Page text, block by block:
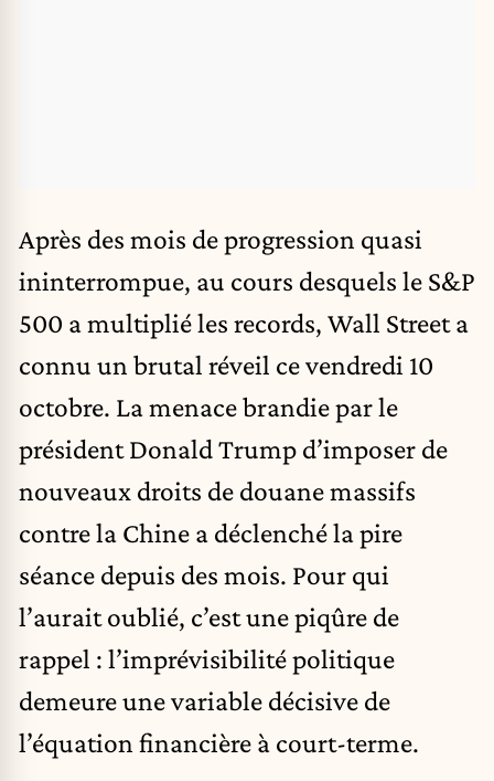
Après des mois de progression quasi
ininterrompue, au cours desquels le S&P
500 a multiplié les records, Wall Street a
connu un brutal réveil ce vendredi 10
octobre. La menace brandie par le
président Donald Trump d’imposer de
nouveaux droits de douane massifs
contre la Chine a déclenché la pire
séance depuis des mois. Pour qui
l’aurait oublié, c’est une piqûre de
rappel : l’imprévisibilité politique
demeure une variable décisive de
l’équation financière à court-terme.